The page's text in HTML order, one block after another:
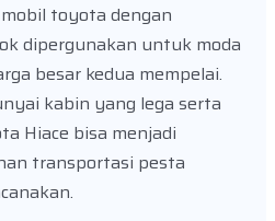
toyota dengan
dipergunakan untuk moda
besar kedua mempelai.
kabin yang lega serta
Hiace bisa menjadi
transportasi pesta